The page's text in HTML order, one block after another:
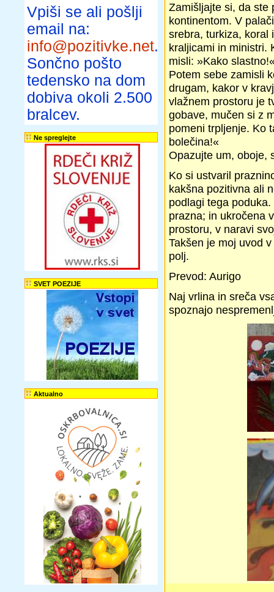
Vpiši se ali pošlji
email na:
info@pozitivke.net.
Sončno pošto
tedensko na dom
dobiva okoli 2.500
bralcev.
Ne spreglejte
SVET POEZIJE
Aktualno
Zamišljajte si, da ste
kontinentom. V
srebra, turkiza, koral
kraljicami in ministri.
misli: »Kako
Potem sebe zamisli
drugam, kakor v
vlažnem prostoru je
gobave, mučen si z
pomeni trpljenje. Ko
bolečina!«
Opazujte um, oboje,
Ko si ustvaril
kakšna pozitivna ali
podlagi tega
prazna; in ukročena
prostoru, v naravi
Takšen je moj uvod
polj.
Prevod: Aurigo
Naj vrlina in sreča
spoznajo